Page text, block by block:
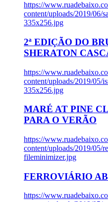
https://
content/uploads/2019/06/
335x256.jpg
2ª EDIÇÃO DO
SHERATON
https://
content/uploads/2019/05/
335x256.jpg
MARÉ AT PINE
PARA O VERÃO
https://
content/uploads/2019/05/
fileminimizer.jpg
FERROVIÁRIO
https://